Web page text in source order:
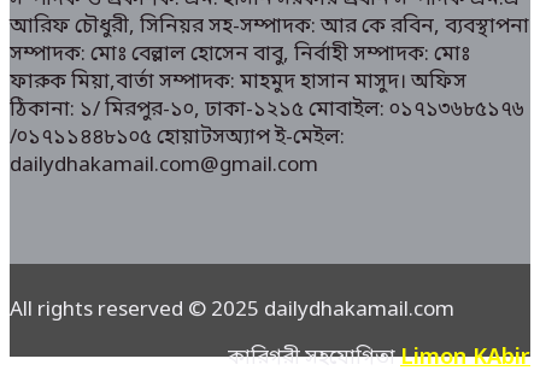
আরিফ চৌধুরী, সিনিয়র সহ-সম্পাদক: আর কে রবিন, ব্যবস্থাপনা
সম্পাদক: মোঃ বেল্লাল হোসেন বাবু, নির্বাহী সম্পাদক: মোঃ
ফারুক মিয়া,বার্তা সম্পাদক: মাহমুদ হাসান মাসুদ। অফিস
ঠিকানা: ১/ মিরপুর-১০, ঢাকা-১২১৫ মোবাইল: ০১৭১৩৬৮৫১৭৬
/০১৭১১৪৪৮১০৫ হোয়াটসঅ্যাপ ই-মেইল:
dailydhakamail.com@gmail.com
All rights reserved © 2025 dailydhakamail.com
কারিগরী সহযোগিতাLimon KAbir